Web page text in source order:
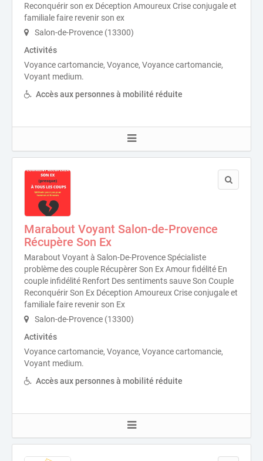
Reconquérir son ex Déception Amoureux Crise conjugale et
familiale faire revenir son ex
Salon-de-Provence (13300)
Activités
Voyance cartomancie, Voyance, Voyance cartomancie,
Voyant medium.
Accès aux personnes à mobilité réduite
Marabout Voyant Salon-de-Provence
Récupère Son Ex
Marabout Voyant à Salon-De-Provence Spécialiste
problème des couple Récupèrer Son Ex Amour fidélité En
couple infidélité Renfort Des sentiments sauve Son Couple
Reconquérir Son Ex Déception Amoureux Crise conjugale et
familiale faire revenir son Ex
Salon-de-Provence (13300)
Activités
Voyance cartomancie, Voyance, Voyance cartomancie,
Voyant medium.
Accès aux personnes à mobilité réduite